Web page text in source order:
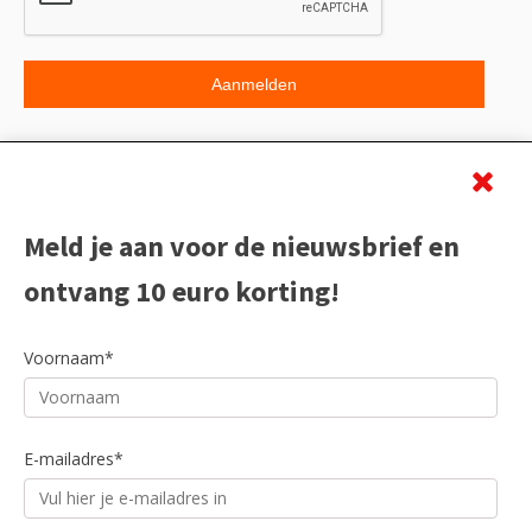
Meld je aan voor de nieuwsbrief en
ontvang 10 euro korting!
Voornaam*
E-mailadres*